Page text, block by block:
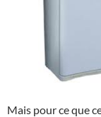
Mais pour ce que